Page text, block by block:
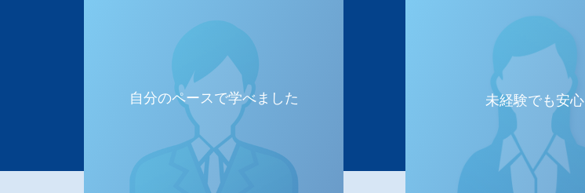
自分のペースで学べました 未経験でも安心